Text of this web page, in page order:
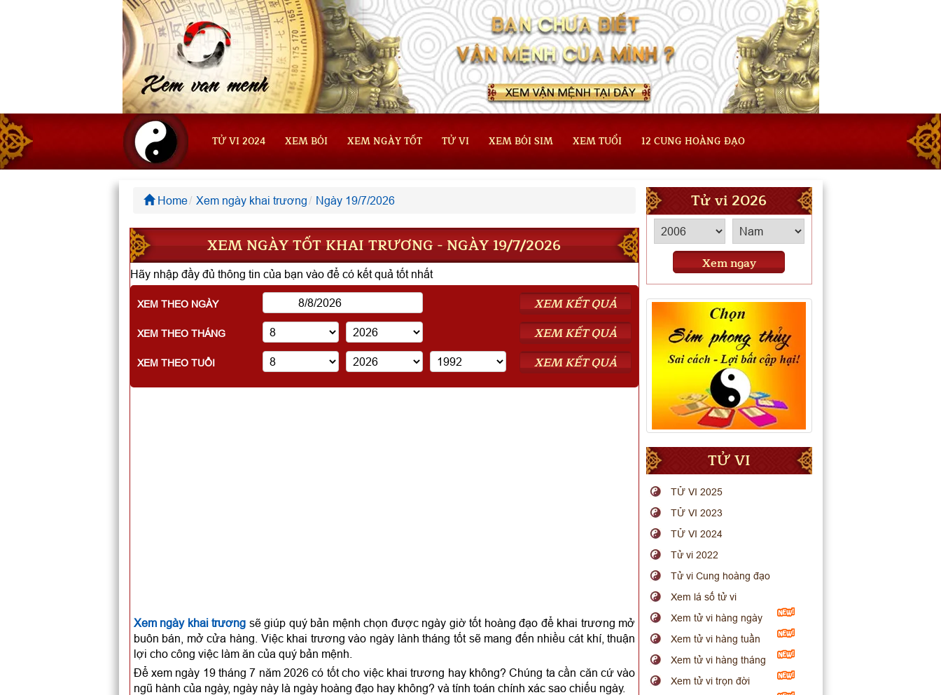
TỬ VI 2024 XEM BÓI XEM NGÀY TỐT TỬ VI XEM BÓI SIM XEM TUỔI 12 CUNG HOÀNG ĐẠO
Home Xem ngày khai trương Ngày 19/7/2026
XEM NGÀY TỐT KHAI TRƯƠNG - NGÀY 19/7/2026
Hãy nhập đầy đủ thông tin của bạn vào để có kết quả tốt nhất
XEM THEO NGÀY XEM KẾT QUẢ
XEM THEO THÁNG XEM KẾT QUẢ
XEM THEO TUỔI XEM KẾT QUẢ
Xem ngày khai trương sẽ giúp quý bản mệnh chọn được ngày giờ tốt hoàng đạo để khai trương mở
buôn bán, mở cửa hàng. Việc khai trương vào ngày lành tháng tốt sẽ mang đến nhiều cát khí, thuận
lợi cho công việc làm ăn của quý bản mệnh.
Để xem ngày 19 tháng 7 năm 2026 có tốt cho việc khai trương hay không? Chúng ta cần căn cứ vào
ngũ hành của ngày, ngày này là ngày hoàng đạo hay không? và tính toán chính xác sao chiếu ngày.
Tử vi 2026
Xem ngay
TỬ VI
TỬ VI 2025
TỬ VI 2023
TỬ VI 2024
Tử vi 2022
Tử vi Cung hoàng đạo
Xem lá số tử vi
Xem tử vi hàng ngày
Xem tử vi hàng tuần
Xem tử vi hàng tháng
Xem tử vi trọn đời